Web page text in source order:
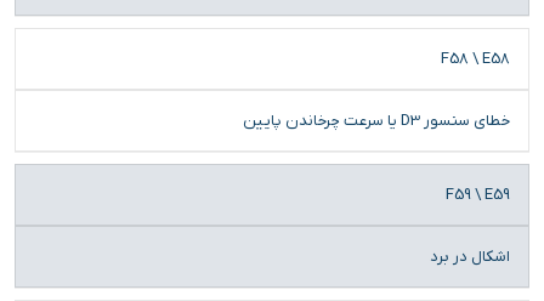
F58 \ E58
خطای سنسور D3 یا سرعت چرخاندن پایین
F59 \ E59
اشکال در برد